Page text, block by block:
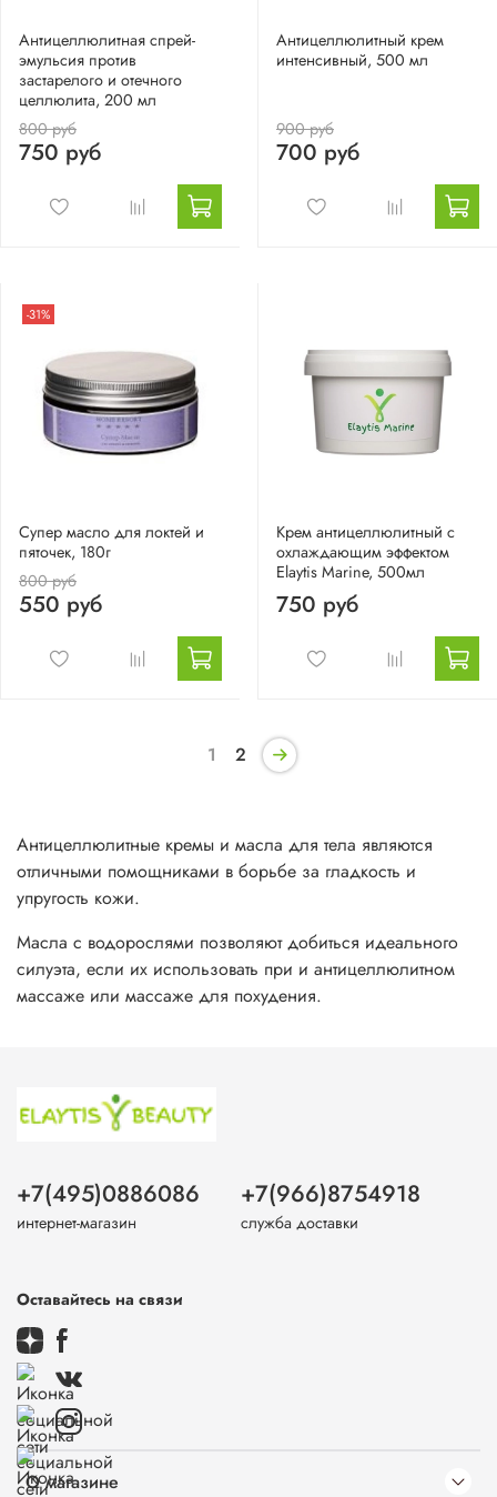
Антицеллюлитная спрей-
эмульсия против
застарелого и отечного
целлюлита, 200 мл
800 руб
750 руб
Антицеллюлитный крем
интенсивный, 500 мл
900 руб
700 руб
-31%
Супер масло для локтей и
пяточек, 180г
800 руб
550 руб
Крем антицеллюлитный с
охлаждающим эффектом
Elaytis Marine, 500мл
750 руб
1 2
Антицеллюлитные кремы и масла для тела являются
отличными помощниками в борьбе за гладкость и
упругость кожи.
Масла с водорослями позволяют добиться идеального
силуэта, если их использовать при и антицеллюлитном
массаже или массаже для похудения.
О магазине
+7(495)0886086
интернет-магазин
+7(966)8754918
служба доставки
Оставайтесь на связи